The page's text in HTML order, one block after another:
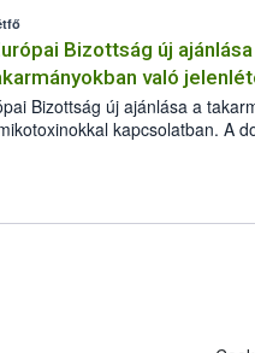
Bizottság új
való
Bizottság új ajánlása a
kapcsolatban. A
alkalmazását írja elő, és a
helyébe lép.